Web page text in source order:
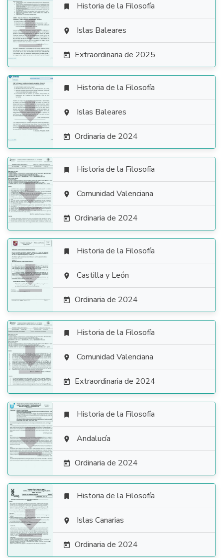

 Historia de la Filosofía
 Islas Baleares
 Extraordinaria de 2025

 Historia de la Filosofía
 Islas Baleares
 Ordinaria de 2024

 Historia de la Filosofía
 Comunidad Valenciana
 Ordinaria de 2024

 Historia de la Filosofía
 Castilla y León
 Ordinaria de 2024

 Historia de la Filosofía
 Comunidad Valenciana
 Extraordinaria de 2024

 Historia de la Filosofía
 Andalucía
 Ordinaria de 2024

 Historia de la Filosofía
 Islas Canarias
 Ordinaria de 2024